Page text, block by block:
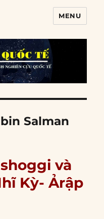
MENU
Salman
và
Kỳ- Ảrập